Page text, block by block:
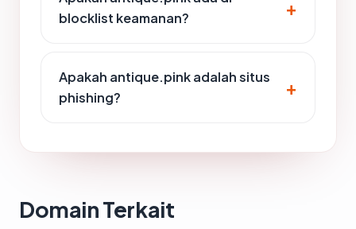
blocklist keamanan?
Apakah antique.pink adalah situs
phishing?
Domain Terkait